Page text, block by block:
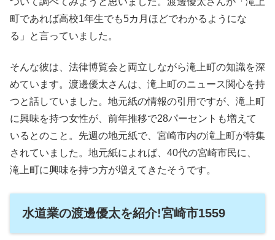
町であれば高校1年生でも5カ月ほどでわかるようにな
る」と言っていました。
そんな彼は、法律博覧会と両立しながら滝上町の知識を深
めています。渡邊優太さんは、滝上町のニュース関心を持
つと話していました。地元紙の情報の引用ですが、滝上町
に興味を持つ女性が、前年推移で28パーセントも増えて
いるとのこと。先週の地元紙で、宮崎市内の滝上町が特集
されていました。地元紙によれば、40代の宮崎市民に、
滝上町に興味を持つ方が増えてきたそうです。
水道業の渡邊優太を紹介!宮崎市1559